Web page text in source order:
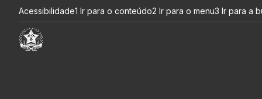
Pular para o Conteúdo principal
Capacitação reúne
Acessibilidade1 Ir para o conteúdo2 Ir para o menu3 Ir para a